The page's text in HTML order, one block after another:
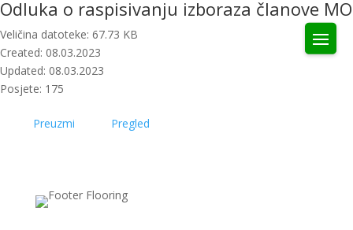
Odluka o raspisivanju izboraza članove MO
Veličina datoteke: 67.73 KB
Created: 08.03.2023
Updated: 08.03.2023
Posjete: 175
Preuzmi Pregled